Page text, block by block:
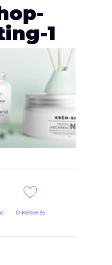
1
0 Kedvelés